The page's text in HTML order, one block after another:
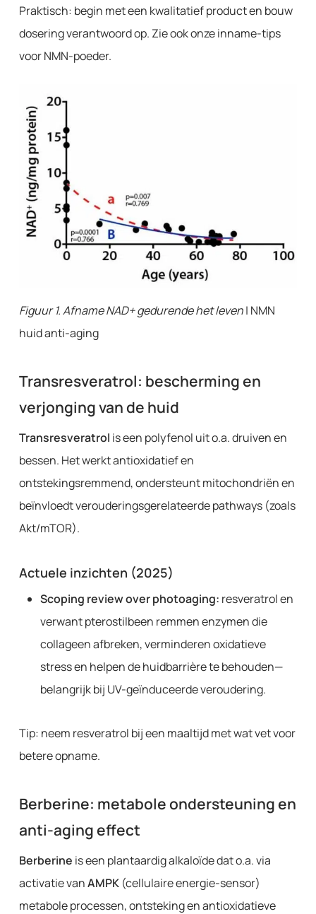
Praktisch: begin met een kwalitatief product en bouw
dosering verantwoord op. Zie ook onze inname-tips
voor NMN-poeder.
Figuur 1. Afname NAD+ gedurende het leven| NMN
huid anti-aging
Transresveratrol: bescherming en
verjonging van de huid
Transresveratrol is een polyfenol uit o.a. druiven en
bessen. Het werkt antioxidatief en
ontstekingsremmend, ondersteunt mitochondriën en
beïnvloedt verouderingsgerelateerde pathways (zoals
Akt/mTOR).
Actuele inzichten (2025)
Scoping review over photoaging: resveratrol en
verwant pterostilbeen remmen enzymen die
collageen afbreken, verminderen oxidatieve
stress en helpen de huidbarrière te behouden—
belangrijk bij UV-geïnduceerde veroudering.
Tip: neem resveratrol bij een maaltijd met wat vet voor
betere opname.
Berberine: metabole ondersteuning en
anti-aging effect
Berberine is een plantaardig alkaloïde dat o.a. via
activatie vanAMPK(cellulaire energie-sensor)
metabole processen, ontsteking en antioxidatieve